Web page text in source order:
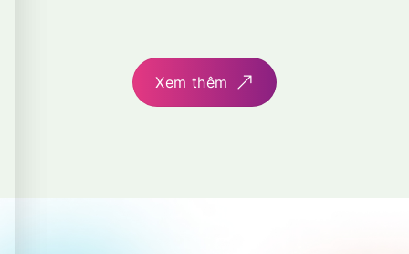
Xem thêm